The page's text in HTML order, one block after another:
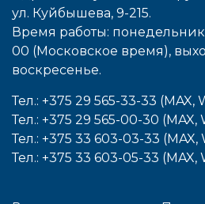
ул. Куйбышева, 9-215.
Время работы: понедельник
00 (Московское время),
воcкресенье.
Тел.: +375 29 565-33-33 (MAX,
Тел.: +375 29 565-00-30 (MAX,
Тел.: +375 33 603-03-33
Тел.: +375 33 603-05-33 (MAX,